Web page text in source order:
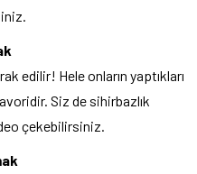
edilir! Hele onların yaptıkları
Siz de sihirbazlık
çekebilirsiniz.